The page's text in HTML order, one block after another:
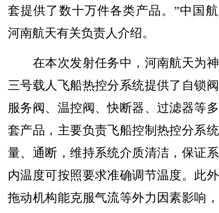
套提供了数十万件各类产品。”中国
河南航天有关负责人介绍。
在本次发射任务中，河南航天为
三号载人飞船热控分系统提供了自锁
服务阀、温控阀、快断器、过滤器等
套产品，主要负责飞船控制热控分系
量、通断，维持系统介质清洁，保证
内温度可按照要求准确调节温度。此
拖动机构能克服气流等外力因素影响